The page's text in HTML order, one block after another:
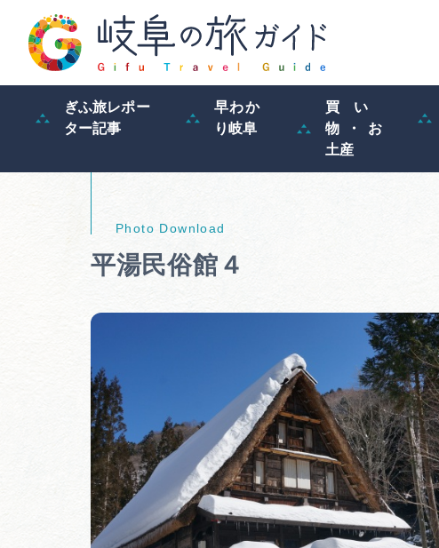
ぎふ旅レポー
ター記事
早わか
り岐阜
買い
物・お
土産
平湯民俗館４